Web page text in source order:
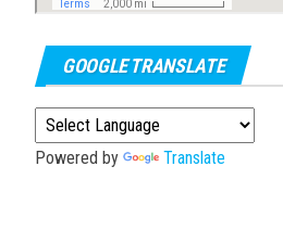
GOOGLE TRANSLATE
Powered by Translate